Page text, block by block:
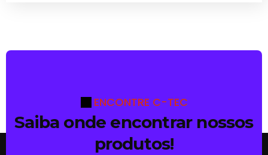
ENCONTRE C-TEC
Saiba onde encontrar nossos
produtos!